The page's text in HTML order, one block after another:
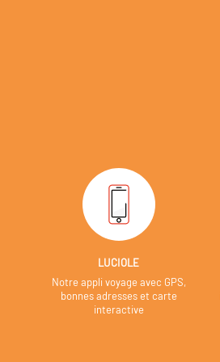
LUCIOLE
Notre appli voyage avec GPS,
bonnes adresses et carte
interactive